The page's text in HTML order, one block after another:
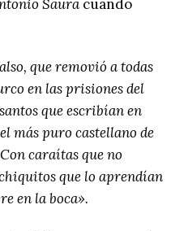
Saura cuando
que removió a todas
en las prisiones del
que escribían en
más puro castellano de
caraítas que no
que lo aprendían
en la boca».